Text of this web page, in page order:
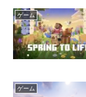
ゲーム
ゲーム